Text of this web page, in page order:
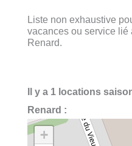
Liste non exhaustive
vacances ou service lié
Renard.
Il y a 1 locations
Renard :
+